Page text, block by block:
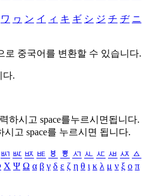
ワ ヮ ン イ ィ キ ギ シ ジ チ ヂ ニ
로 중국어를 변환할 수 있습니다.
다.
하시고 space를누르시면됩니다.
시고 space를 누르시면 됩니다.
ㅴ ㅵ ㅶ ㅷ ㅸ ㅹ ㅺ ㅻ ㅼ ㅽ ㅾ ㅿ
Χ Ψ Ω α β γ δ ε ζ η θ ι κ λ μ ν ξ ο π